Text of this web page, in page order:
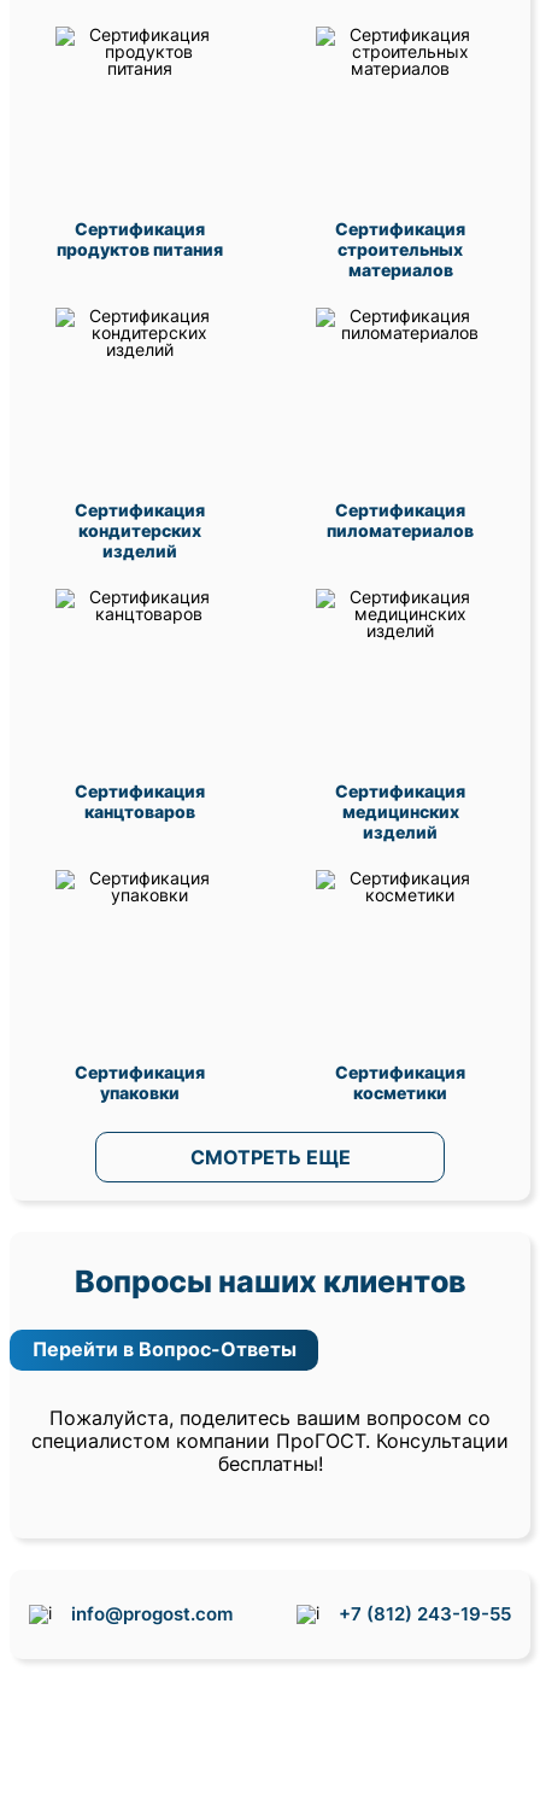
Сертификация
продуктов питания
Сертификация
строительных
материалов
Сертификация
кондитерских
изделий
Сертификация
пиломатериалов
Сертификация
канцтоваров
Сертификация
медицинских
изделий
Сертификация
упаковки
Сертификация
косметики
СМОТРЕТЬ ЕЩЕ
Вопросы наших клиентов
Перейти в Вопрос-Ответы
Пожалуйста, поделитесь вашим вопросом со
специалистом компании ПроГОСТ. Консультации
бесплатны!
info@progost.com +7 (812) 243-19-55